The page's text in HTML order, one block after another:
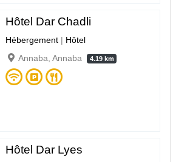
Hôtel Dar Chadli
Hébergement | Hôtel
Annaba, Annaba
4.19 km
Hôtel Dar Lyes